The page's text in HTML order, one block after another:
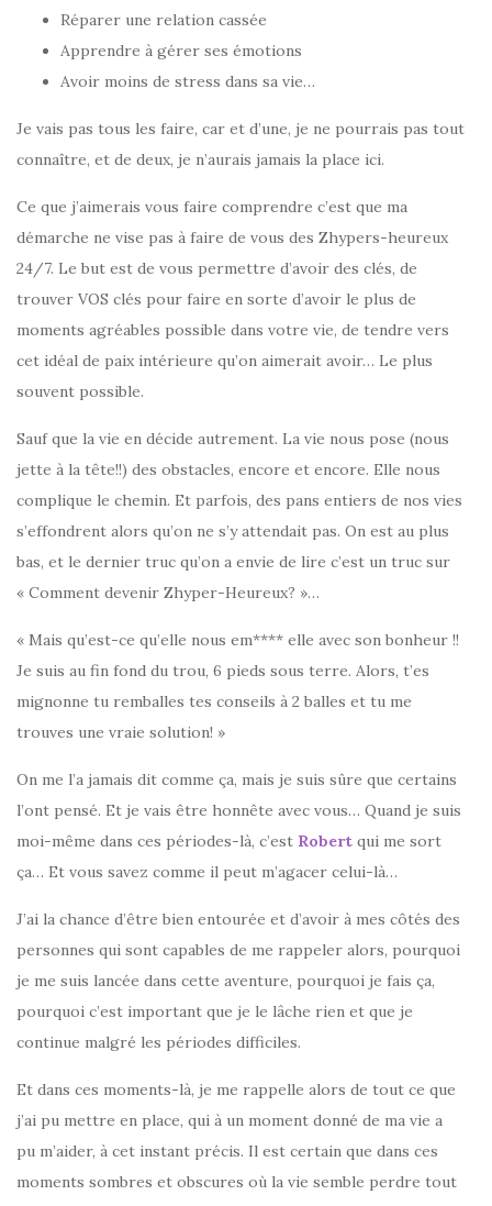
Réparer une relation cassée
Apprendre à gérer ses émotions
Avoir moins de stress dans sa vie…
Je vais pas tous les faire, car et d’une, je ne pourrais pas tout
connaître, et de deux, je n’aurais jamais la place ici.
Ce que j’aimerais vous faire comprendre c’est que ma
démarche ne vise pas à faire de vous des Zhypers-heureux
24/7. Le but est de vous permettre d’avoir des clés, de
trouver VOS clés pour faire en sorte d’avoir le plus de
moments agréables possible dans votre vie, de tendre vers
cet idéal de paix intérieure qu’on aimerait avoir… Le plus
souvent possible.
Sauf que la vie en décide autrement. La vie nous pose (nous
jette à la tête!!) des obstacles, encore et encore. Elle nous
complique le chemin. Et parfois, des pans entiers de nos vies
s’effondrent alors qu’on ne s’y attendait pas. On est au plus
bas, et le dernier truc qu’on a envie de lire c’est un truc sur
« Comment devenir Zhyper-Heureux? »…
« Mais qu’est-ce qu’elle nous em**** elle avec son bonheur !!
Je suis au fin fond du trou, 6 pieds sous terre. Alors, t’es
mignonne tu remballes tes conseils à 2 balles et tu me
trouves une vraie solution! »
On me l’a jamais dit comme ça, mais je suis sûre que certains
l’ont pensé. Et je vais être honnête avec vous… Quand je suis
moi-même dans ces périodes-là, c’est Robert qui me sort
ça… Et vous savez comme il peut m’agacer celui-là…
J’ai la chance d’être bien entourée et d’avoir à mes côtés des
personnes qui sont capables de me rappeler alors, pourquoi
je me suis lancée dans cette aventure, pourquoi je fais ça,
pourquoi c’est important que je le lâche rien et que je
continue malgré les périodes difficiles.
Et dans ces moments-là, je me rappelle alors de tout ce que
j’ai pu mettre en place, qui à un moment donné de ma vie a
pu m’aider, à cet instant précis. Il est certain que dans ces
moments sombres et obscures où la vie semble perdre tout